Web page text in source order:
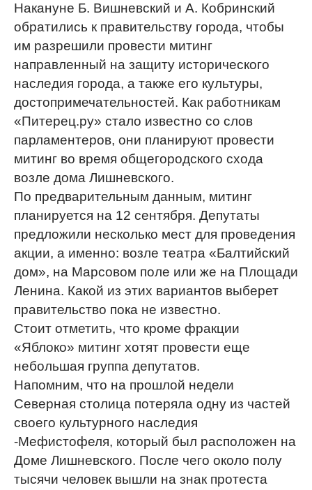
Накануне Б. Вишневский и А. Кобринский
обратились к правительству города, чтобы
им разрешили провести митинг
направленный на защиту исторического
наследия города, а также его культуры,
достопримечательностей. Как работникам
«Питерец.ру» стало известно со слов
парламентеров, они планируют провести
митинг во время общегородского схода
возле дома Лишневского.
По предварительным данным, митинг
планируется на 12 сентября. Депутаты
предложили несколько мест для проведения
акции, а именно: возле театра «Балтийский
дом», на Марсовом поле или же на Площади
Ленина. Какой из этих вариантов выберет
правительство пока не известно.
Стоит отметить, что кроме фракции
«Яблоко» митинг хотят провести еще
небольшая группа депутатов.
Напомним, что на прошлой недели
Северная столица потеряла одну из частей
своего культурного наследия
-Мефистофеля, который был расположен на
Доме Лишневского. После чего около полу
тысячи человек вышли на знак протеста